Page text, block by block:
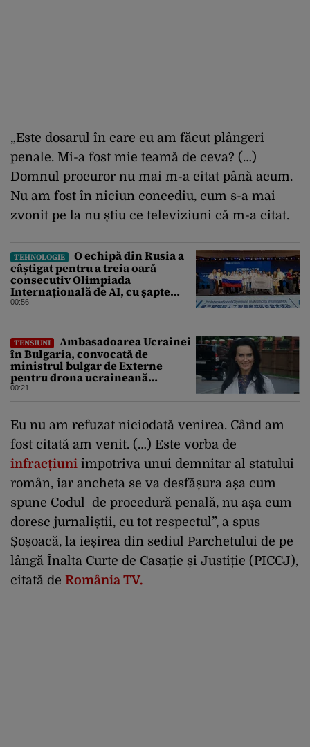
„Este dosarul în care eu am făcut plângeri
penale. Mi-a fost mie teamă de ceva? (…)
Domnul procuror nu mai m-a citat până acum.
Nu am fost în niciun concediu, cum s-a mai
zvonit pe la nu știu ce televiziuni că m-a citat.
TEHNOLOGIE
O echipă din Rusia a
câștigat pentru a treia oară
consecutiv Olimpiada
Internațională de AI, cu șapte
medalii din aur și una de bronz
00:56
TENSIUNI
Ambasadoarea Ucrainei
în Bulgaria, convocată de
ministrul bulgar de Externe
pentru drona ucraineană
prăbușită în apropierea
00:21
Eu nu am refuzat niciodată venirea. Când am
fost citată am venit. (…) Este vorba de
infracțiuni împotriva unui demnitar al statului
român, iar ancheta se va desfășura așa cum
spune Codul de procedură penală, nu așa cum
doresc jurnaliștii, cu tot respectul”, a spus
Șoșoacă, la ieșirea din sediul Parchetului de pe
lângă Înalta Curte de Casație și Justiție (PICCJ),
citată de România TV.